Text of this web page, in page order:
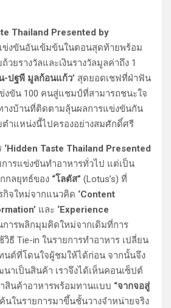
Thailand Presented by
งขันอันเข้มข้นในตอนสุดท้ายพร้อม
ยรางวัลและเงินรางวัลมูลค่าถึง 1
-ปฐพี มูลก้อนแก้ว’ สุดยอดเชฟที่ฝ่าฟัน
งขัน 100 คนสู่แชมป์ที่สามารถชนะใจ
างบ้านที่ติดตามลุ้นผลการแข่งขันกัน
ำแหน่งนี้ไปครองอย่างสมศักดิ์ศรี
‘Hidden Taste Thailand Presented
ารแข่งขันทำอาหารทั่วไป แต่เป็น
กลยุทธ์ของ “โลตัส” (Lotus’s) ที่
กิจใหม่จากแนวคิด ‘Content
และ ‘Experience
การพลิกมุมคิดใหม่จากเดิมที่การ
ธี Tie-in ในรายการทำอาหาร เปลี่ยน
นต์ที่โดนใจผู้ชมให้ได้ก่อน จากนั้นจึง
าเป็นสินค้า เราจึงได้เห็นคอนเซ็ปต์
สินค้าอาหารพร้อมทานแบบ “จากจอสู่
นในรายการมาขึ้นชั้นวางจำหน่ายจริง